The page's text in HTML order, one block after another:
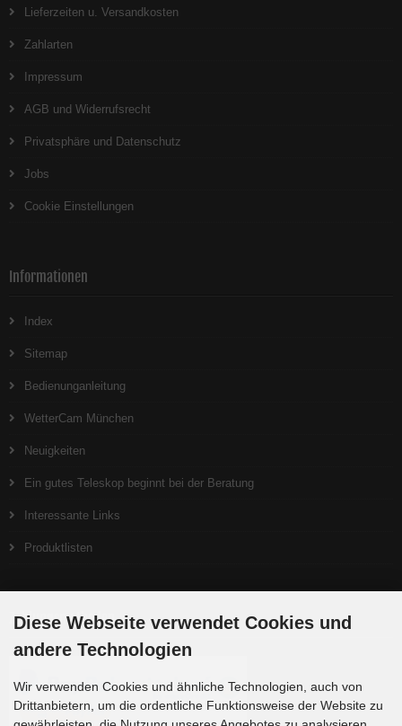
Lieferzeiten u. Versandkosten
Zahlarten
Impressum
AGB und Widerrufsrecht
Privatsphäre und Datenschutz
Jobs
Cookie Einstellungen
Informationen
Index
Sitemap
Bedienunganleitung
WetterCam München
Neuigkeiten
Ein gutes Teleskop beginnt bei der Beratung
Interessante Links
Produktlisten
Zahlungsmethoden
Diese Webseite verwendet Cookies und
andere Technologien
Wir verwenden Cookies und ähnliche Technologien, auch von
Drittanbietern, um die ordentliche Funktionsweise der Website zu